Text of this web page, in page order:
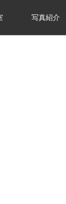
写真紹介